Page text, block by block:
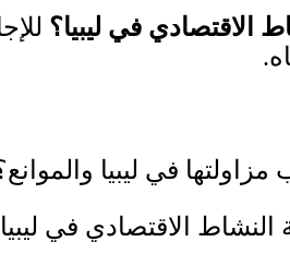
الاقتصادي في ليبيا؟
.
في ليبيا
النشاط الاقتصادي في